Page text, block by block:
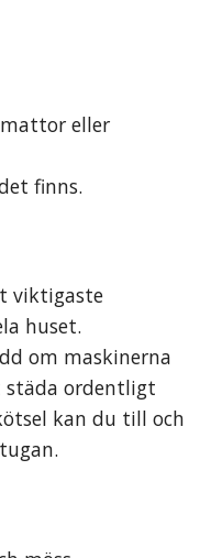
eller
finns.
viktigaste
huset.
om maskinerna
ordentligt
kan du till och